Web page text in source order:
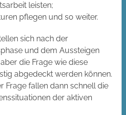
leisten;
pflegen und so weiter.
sich nach der
und dem Aussteigen
die Frage wie diese
abgedeckt werden können.
Frage fallen dann schnell die
der aktiven